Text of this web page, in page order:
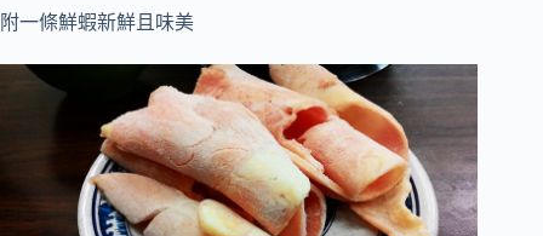
附一條鮮蝦新鮮且味美